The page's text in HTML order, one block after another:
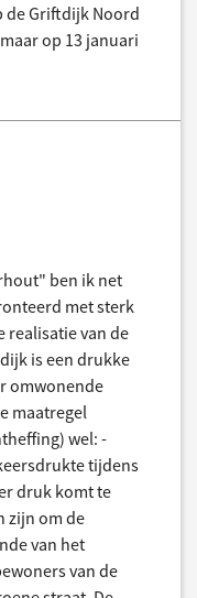
de Griftdijk Noord
op 13 januari
ben ik net
met sterk
realisatie van de
is een drukke
omwonende
maatregel
wel: -
tijdens
druk komt te
zijn om de
van het
van de